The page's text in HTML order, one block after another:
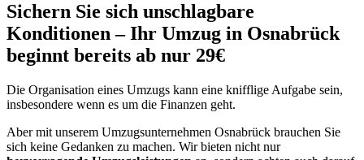
Sichern Sie sich unschlagbare
Konditionen – Ihr Umzug in Osnabrück
beginnt bereits ab nur 29€
Die Organisation eines Umzugs kann eine knifflige Aufgabe sein,
insbesondere wenn es um die Finanzen geht.
Aber mit unserem Umzugsunternehmen Osnabrück brauchen Sie
sich keine Gedanken zu machen. Wir bieten nicht nur